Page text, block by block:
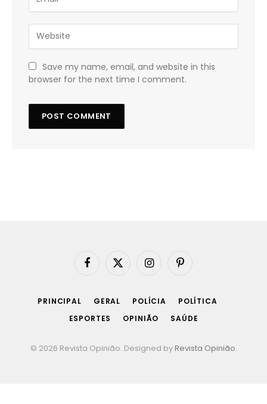
Save my name, email, and website in this
browser for the next time I comment.
Facebook
X
InstagramPinterest
PRINCIPAL GERAL POLÍCIA
POLÍTICA
ESPORTES
OPINIÃO SAÚDE
© 2026 Revista Opinião. Designed by Revista Opinião.